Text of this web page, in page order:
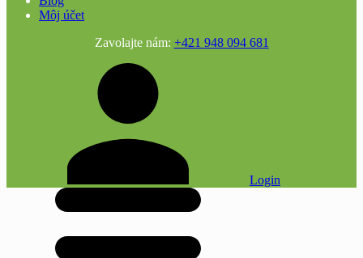
Môj účet
Zavolajte nám: +421 948 094 681
Login